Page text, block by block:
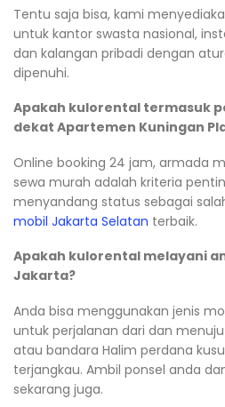
Tentu saja bisa, kami
untuk kantor swasta nasional,
dan kalangan pribadi dengan
dipenuhi.
Apakah kulorental termasuk
dekat Apartemen Kuningan
Online booking 24 jam, armada
sewa murah adalah kriteria
menyandang status sebagai
mobil Jakarta Selatan terbaik.
Apakah kulorental melayani
Jakarta?
Anda bisa menggunakan jenis
untuk perjalanan dari dan
atau bandara Halim perdana
terjangkau. Ambil ponsel anda
sekarang juga.